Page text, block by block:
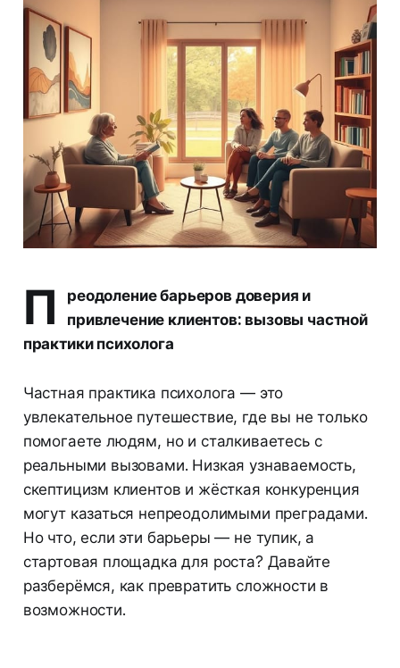
П
реодоление барьеров доверия и
привлечение клиентов: вызовы частной
практики психолога
Частная практика психолога — это
увлекательное путешествие, где вы не только
помогаете людям, но и сталкиваетесь с
реальными вызовами. Низкая узнаваемость,
скептицизм клиентов и жёсткая конкуренция
могут казаться непреодолимыми преградами.
Но что, если эти барьеры — не тупик, а
стартовая площадка для роста? Давайте
разберёмся, как превратить сложности в
возможности.